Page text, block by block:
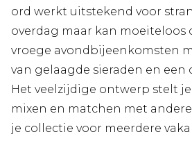
ord werkt uitstekend voor
overdag maar kan moeiteloos
vroege avondbijeenkomsten
van gelaagde sieraden en een
Het veelzijdige ontwerp stelt
mixen en matchen met
je collectie voor meerdere